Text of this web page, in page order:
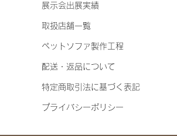
展示会出展実績
取扱店舗一覧
ペットソファ製作工程
配送・返品について
特定商取引法に基づく表記
​プライバシーポリシー